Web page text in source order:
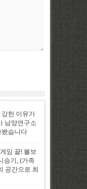
한 이유가
남양연구소
습니다
임 끝! 볼보
승기, (가족
공간으로 최